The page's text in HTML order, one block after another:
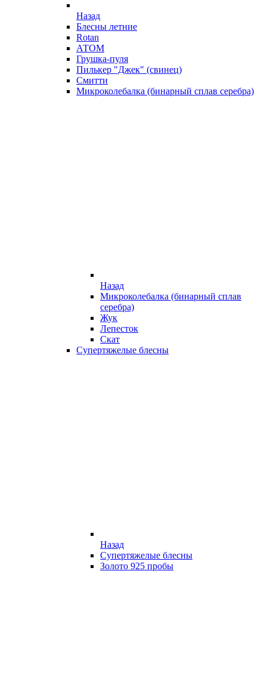
Назад
Блесны летние
Rotan
АТОМ
Грушка-пуля
Пилькер "Джек" (свинец)
Смитти
Микроколебалка (бинарный сплав серебра)
Назад
Микроколебалка (бинарный сплав
серебра)
Жук
Лепесток
Скат
Супертяжелые блесны
Назад
Супертяжелые блесны
Золото 925 пробы